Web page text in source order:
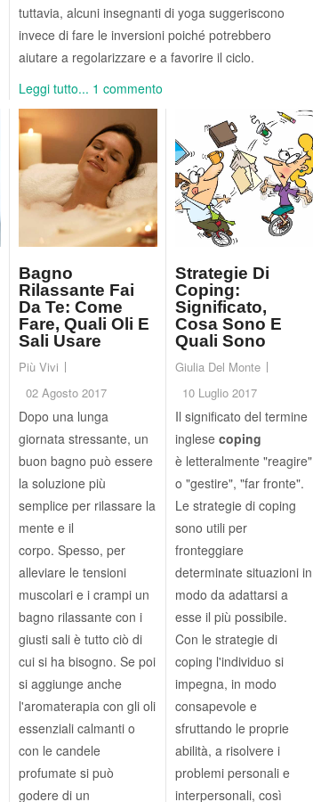
tuttavia, alcuni insegnanti di yoga suggeriscono
invece di fare le inversioni poiché potrebbero
aiutare a regolarizzare e a favorire il ciclo.
Leggi tutto... 1 commento
Bagno
Rilassante Fai
Da Te: Come
Fare, Quali Oli E
Sali Usare
Più Vivi
02 Agosto 2017
Dopo una lunga
giornata stressante, un
buon bagno può essere
la soluzione più
semplice per rilassare la
mente e il
corpo. Spesso, per
alleviare le tensioni
muscolari e i crampi un
bagno rilassante con i
giusti sali è tutto ciò di
cui si ha bisogno. Se poi
si aggiunge anche
l'aromaterapia con gli oli
essenziali calmanti o
con le candele
profumate si può
godere di un
Strategie Di
Coping:
Significato,
Cosa Sono E
Quali Sono
Giulia Del Monte
10 Luglio 2017
Il significato del termine
inglese coping
è letteralmente "reagire"
o "gestire", "far fronte".
Le strategie di coping
sono utili per
fronteggiare
determinate situazioni in
modo da adattarsi a
esse il più possibile.
Con le strategie di
coping l'individuo si
impegna, in modo
consapevole e
sfruttando le proprie
abilità, a risolvere i
problemi personali e
interpersonali, così